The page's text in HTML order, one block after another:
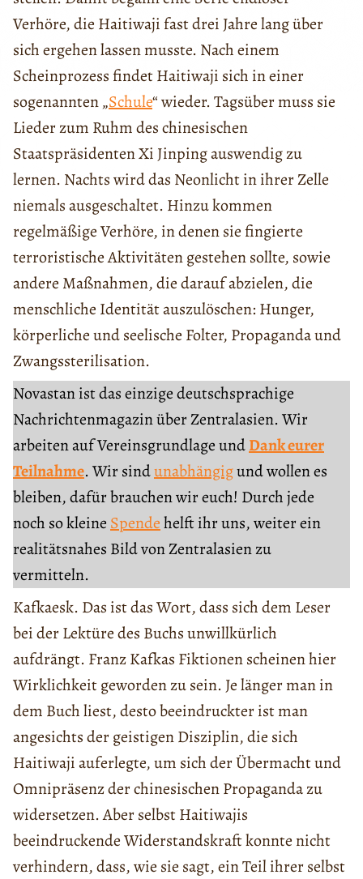
Verhöre, die Haitiwaji fast drei Jahre lang über
sich ergehen lassen musste. Nach einem
Scheinprozess findet Haitiwaji sich in einer
sogenannten „Schule“ wieder. Tagsüber muss sie
Lieder zum Ruhm des chinesischen
Staatspräsidenten Xi Jinping auswendig zu
lernen. Nachts wird das Neonlicht in ihrer Zelle
niemals ausgeschaltet. Hinzu kommen
regelmäßige Verhöre, in denen sie fingierte
terroristische Aktivitäten gestehen sollte, sowie
andere Maßnahmen, die darauf abzielen, die
menschliche Identität auszulöschen: Hunger,
körperliche und seelische Folter, Propaganda und
Zwangssterilisation.
Novastan ist das einzige deutschsprachige
Nachrichtenmagazin über Zentralasien. Wir
arbeiten auf Vereinsgrundlage undDank eurer
Teilnahme. Wir sindunabhängigund wollen es
bleiben, dafür brauchen wir euch! Durch jede
noch so kleineSpendehelft ihr uns, weiter ein
realitätsnahes Bild von Zentralasien zu
vermitteln.
Kafkaesk. Das ist das Wort, dass sich dem Leser
bei der Lektüre des Buchs unwillkürlich
aufdrängt. Franz Kafkas Fiktionen scheinen hier
Wirklichkeit geworden zu sein. Je länger man in
dem Buch liest, desto beeindruckter ist man
angesichts der geistigen Disziplin, die sich
Haitiwaji auferlegte, um sich der Übermacht und
Omnipräsenz der chinesischen Propaganda zu
widersetzen. Aber selbst Haitiwajis
beeindruckende Widerstandskraft konnte nicht
verhindern, dass, wie sie sagt, ein Teil ihrer selbst